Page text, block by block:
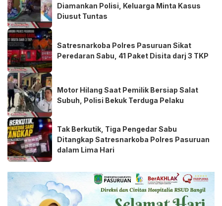
Diamankan Polisi, Keluarga Minta Kasus
Diusut Tuntas
Satresnarkoba Polres Pasuruan Sikat
Peredaran Sabu, 41 Paket Disita darj 3 TKP
Motor Hilang Saat Pemilik Bersiap Salat
Subuh, Polisi Bekuk Terduga Pelaku
Tak Berkutik, Tiga Pengedar Sabu
Ditangkap Satresnarkoba Polres Pasuruan
dalam Lima Hari